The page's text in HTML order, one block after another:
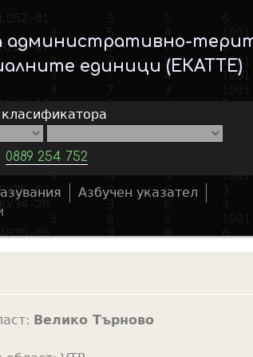
Skip
main
административно-
единици (ЕКАТТЕ)
0889 254 752
a
c
Азбучен указател
Велико Търново